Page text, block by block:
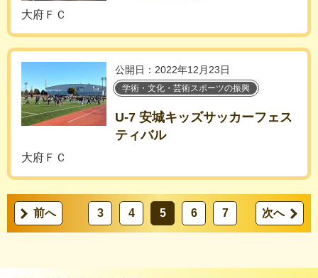
大府ＦＣ
公開日：2022年12月23日
学術・文化・芸術スポーツの振興
U-7 安城キッズサッカーフェス
ティバル
大府ＦＣ
前へ 3 4 5 6 7 次へ